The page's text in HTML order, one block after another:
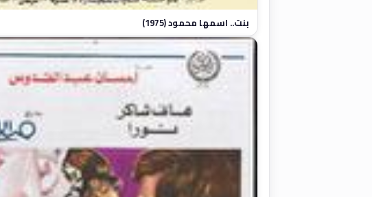
بنت.. اسمها محمود (1975)